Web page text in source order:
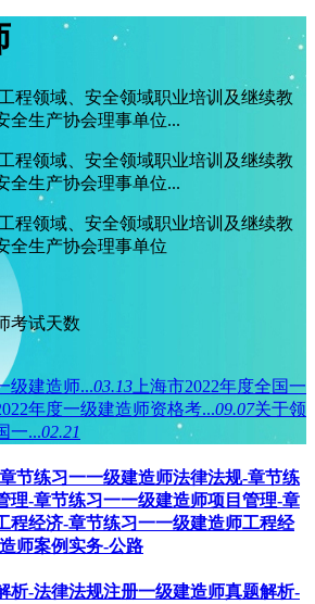
程领域、安全领域职业培训及继续教
全生产协会理事单位...
程领域、安全领域职业培训及继续教
全生产协会理事单位...
程领域、安全领域职业培训及继续教
全生产协会理事单位
考试天数
级建造师...03.13 上海市2022年度全国一
年度一级建造师资格考...09.07关于领
一...02.21
节练习一一级建造师法律法规-章节练
理-章节练习一一级建造师项目管理-章
程经济-章节练习一一级建造师工程经
师案例实务-公路
析-法律法规注册一级建造师真题解析-